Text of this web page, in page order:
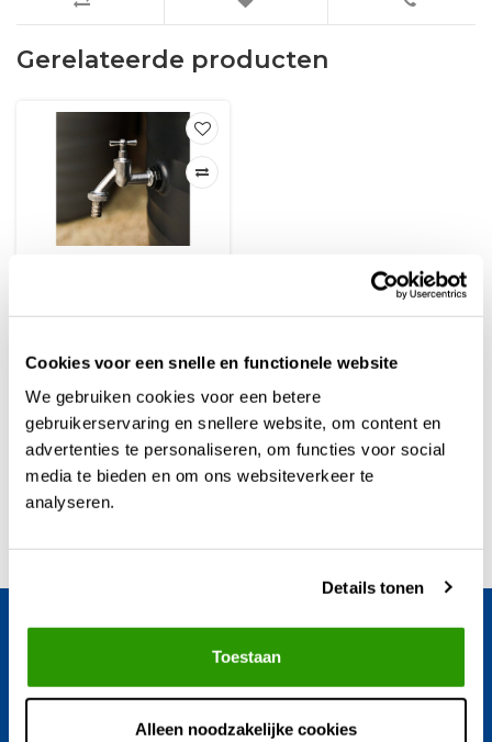
Cookies voor een snelle en functionele website
We gebruiken cookies voor een betere
gebruikerservaring en snellere website, om content en
advertenties te personaliseren, om functies voor social
media te bieden en om ons websiteverkeer te
analyseren.
Details tonen
Toestaan
Alleen noodzakelijke cookies
Gerelateerde producten
€29,95
Meer info
Blijf op de hoogte van het laatste nieuws en
regentonnen ontwikkelingen.